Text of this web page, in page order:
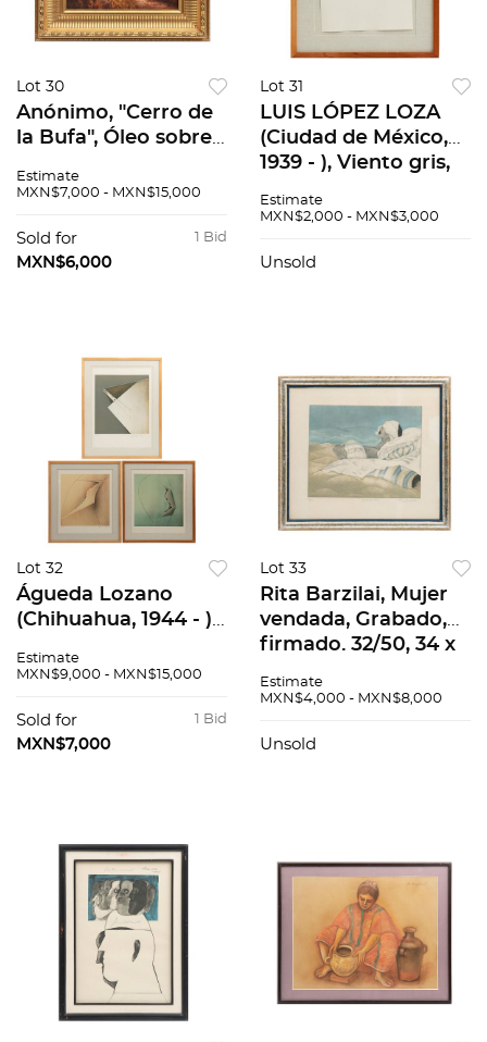
Lot 30
Anónimo, "Cerro de
la Bufa", Óleo sobre
30 cm
Estimate
MXN$7,000 - MXN$15,000
1 Bid
Sold for
MXN$6,000
Lot 31
LUIS LÓPEZ LOZA
(Ciudad de México,
1939 - ), Viento gris,
firmado. 45/50, 19 x
Estimate
MXN$2,000 - MXN$3,000
Unsold
Lot 32
Águeda Lozano
(Chihuahua, 1944 - ),
grabados, grabados,
1984 y 1985. 38/100
20/200, 50 x 45 cm,
Estimate
MXN$9,000 - MXN$15,000
1 Bid
Sold for
MXN$7,000
Lot 33
Rita Barzilai, Mujer
vendada, Grabado,
firmado. 32/50, 34 x
Estimate
MXN$4,000 - MXN$8,000
Unsold